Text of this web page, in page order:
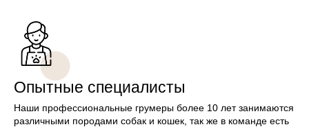
Опытные специалисты
Наши профессиональные грумеры более 10 лет занимаются
различными породами собак и кошек, так же в команде есть